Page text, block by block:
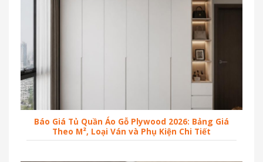
Báo Giá Tủ Quần Áo Gỗ Plywood 2026: Bảng Giá
Theo M², Loại Ván và Phụ Kiện Chi Tiết